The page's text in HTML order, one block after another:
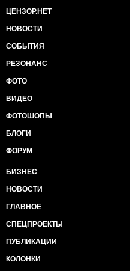
ЦЕНЗОР.НЕТ
НОВОСТИ
СОБЫТИЯ
РЕЗОНАНС
ФОТО
ВИДЕО
ФОТОШОПЫ
БЛОГИ
ФОРУМ
БИЗНЕС
НОВОСТИ
ГЛАВНОЕ
СПЕЦПРОЕКТЫ
ПУБЛИКАЦИИ
КОЛОНКИ